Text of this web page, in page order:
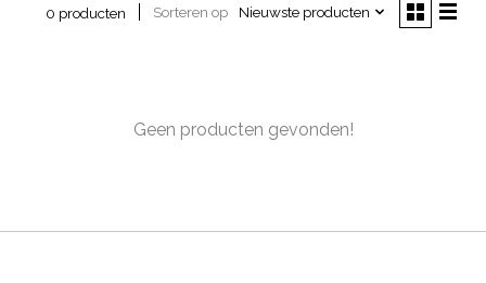
0 producten Sorteren op Nieuwste producten
Geen producten gevonden!